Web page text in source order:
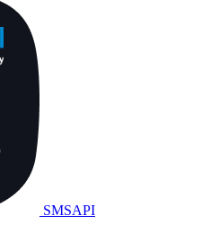
SMSAPI